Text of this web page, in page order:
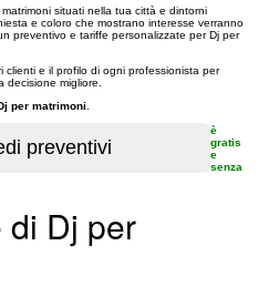
situati nella tua città e dintorni
e coloro che mostrano interesse verranno
preventivo e tariffe personalizzate per Dj per
clienti e il profilo di ogni professionista per
decisione migliore.
per matrimoni
è
gratis
e
senza
di Dj per